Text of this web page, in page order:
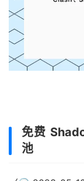
免费
池